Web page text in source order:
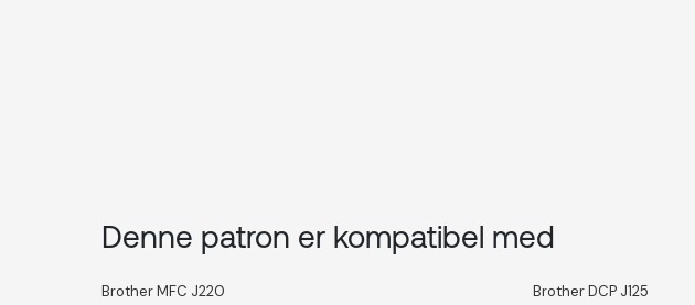
Denne patron er kompatibel med
Brother MFC J220
Brother DCP J125